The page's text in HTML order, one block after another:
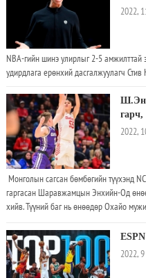
2022,
NBA-гийн шинэ улирлыг 2-5 амжилттай
удирдлага ерөнхий дасгалжуулагч
гарч,
2022,
Монголын сагсан бөмбөгийн түүхэнд
гаргасан Шаравжамцын Энхийн-Од
хийв. Түүний баг нь өнөөдөр Охайо
2022,